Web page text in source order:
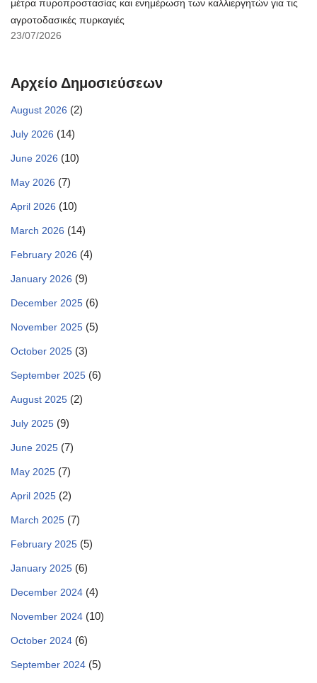
μέτρα πυροπροστασίας και ενημέρωση των καλλιεργητών για τις
αγροτοδασικές πυρκαγιές
23/07/2026
Αρχείο Δημοσιεύσεων
August 2026 (2)
July 2026 (14)
June 2026 (10)
May 2026 (7)
April 2026 (10)
March 2026 (14)
February 2026 (4)
January 2026 (9)
December 2025 (6)
November 2025 (5)
October 2025 (3)
September 2025 (6)
August 2025 (2)
July 2025 (9)
June 2025 (7)
May 2025 (7)
April 2025 (2)
March 2025 (7)
February 2025 (5)
January 2025 (6)
December 2024 (4)
November 2024 (10)
October 2024 (6)
September 2024 (5)